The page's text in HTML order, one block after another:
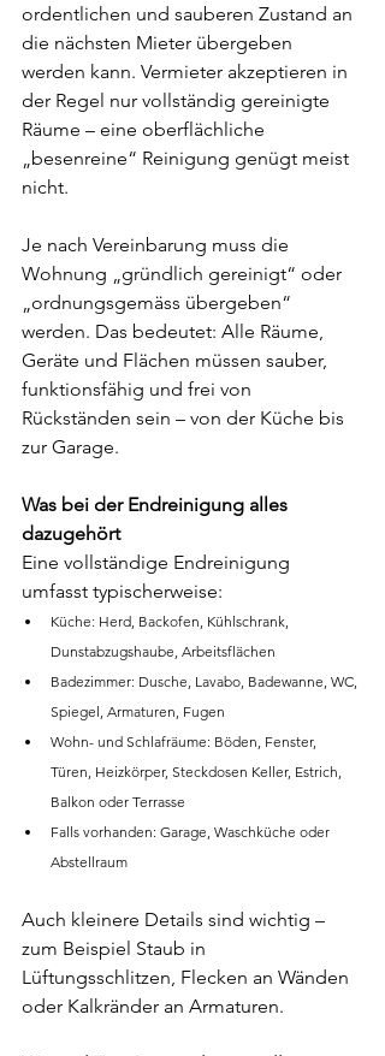
ordentlichen und sauberen Zustand an
die nächsten Mieter übergeben
werden kann. Vermieter akzeptieren in
der Regel nur vollständig gereinigte
Räume – eine oberflächliche
„besenreine“ Reinigung genügt meist
nicht.
Je nach Vereinbarung muss die
Wohnung „gründlich gereinigt“ oder
„ordnungsgemäss übergeben“
werden. Das bedeutet: Alle Räume,
Geräte und Flächen müssen sauber,
funktionsfähig und frei von
Rückständen sein – von der Küche bis
zur Garage.
Was bei der Endreinigung alles
dazugehört
Eine vollständige Endreinigung
umfasst typischerweise:
Küche: Herd, Backofen, Kühlschrank,
Dunstabzugshaube, Arbeitsflächen
Badezimmer: Dusche, Lavabo, Badewanne, WC,
Spiegel, Armaturen, Fugen
Wohn- und Schlafräume: Böden, Fenster,
Türen, Heizkörper, Steckdosen Keller, Estrich,
Balkon oder Terrasse
Falls vorhanden: Garage, Waschküche oder
Abstellraum
Auch kleinere Details sind wichtig –
zum Beispiel Staub in
Lüftungsschlitzen, Flecken an Wänden
oder Kalkränder an Armaturen.